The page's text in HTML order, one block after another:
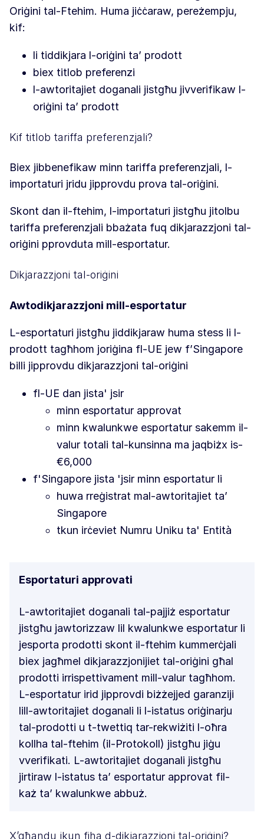
Oriġini tal-Ftehim. Huma jiċċaraw, pereżempju,
kif:
li tiddikjara l-oriġini ta’ prodott
biex titlob preferenzi
l-awtoritajiet doganali jistgħu jivverifikaw l-
oriġini ta’ prodott
Kif titlob tariffa preferenzjali?
Biex jibbenefikaw minn tariffa preferenzjali, l-
importaturi jridu jipprovdu prova tal-oriġini.
Skont dan il-ftehim, l-importaturi jistgħu jitolbu
tariffa preferenzjali bbażata fuq dikjarazzjoni tal-
oriġini pprovduta mill-esportatur.
Dikjarazzjoni tal-oriġini
Awtodikjarazzjoni mill-esportatur
L-esportaturi jistgħu jiddikjaraw huma stess li l-
prodott tagħhom joriġina fl-UE jew f’Singapore
billi jipprovdu dikjarazzjoni tal-oriġini
fl-UE dan jista' jsir
minn esportatur approvat
minn kwalunkwe esportatur sakemm il-
valur totali tal-kunsinna ma jaqbiżx is-
€6,000
f'Singapore jista 'jsir minn esportatur li
huwa rreġistrat mal-awtoritajiet ta’
Singapore
tkun irċeviet Numru Uniku ta' Entità
Esportaturi approvati
L-awtoritajiet doganali tal-pajjiż esportatur
jistgħu jawtorizzaw lil kwalunkwe esportatur li
jesporta prodotti skont il-ftehim kummerċjali
biex jagħmel dikjarazzjonijiet tal-oriġini għal
prodotti irrispettivament mill-valur tagħhom.
L-esportatur irid jipprovdi biżżejjed garanziji
lill-awtoritajiet doganali li l-istatus oriġinarju
tal-prodotti u t-twettiq tar-rekwiżiti l-oħra
kollha tal-ftehim (il-Protokoll) jistgħu jiġu
vverifikati. L-awtoritajiet doganali jistgħu
jirtiraw l-istatus ta’ esportatur approvat fil-
każ ta’ kwalunkwe abbuż.
X’għandu jkun fiha d-dikjarazzjoni tal-oriġini?